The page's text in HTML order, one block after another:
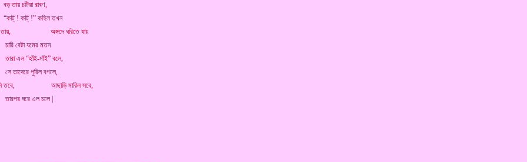
রাবণ,
!” কহিল তখন
তায়,
অঙ্গদে ধরিতে যায়
যমের মতন
“হাঁই-মাঁই” বলে,
পুরিল বগলে,
তবে,
আছাড়ি মারিল সবে,
ঘরে এল চলে |